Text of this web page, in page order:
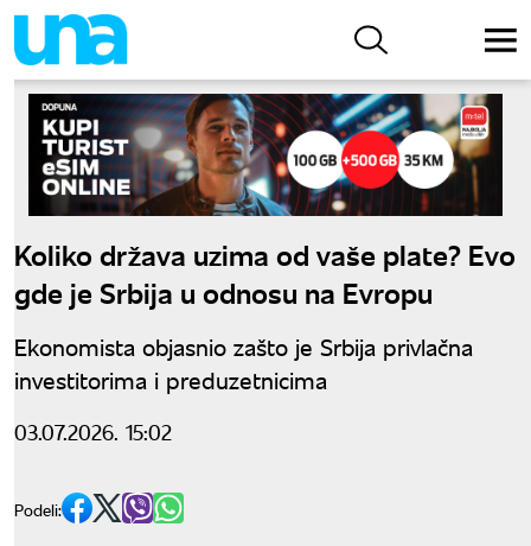
Koliko država uzima od vaše plate? Evo
gde je Srbija u odnosu na Evropu
Ekonomista objasnio zašto je Srbija privlačna
investitorima i preduzetnicima
03.07.2026. 15:02
Podeli: